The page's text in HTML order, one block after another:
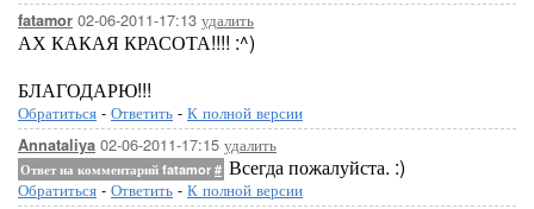
fatamor 02-06-2011-17:13 удалить
АХ КАКАЯ КРАСОТА!!!! :^)
БЛАГОДАРЮ!!!
Обратиться - Ответить - К полной версии
Annataliya 02-06-2011-17:15 удалить
Ответ на комментарий fatamor # Всегда пожалуйста. :)
Обратиться - Ответить - К полной версии